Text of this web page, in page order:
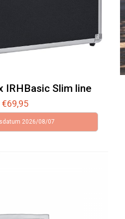
IRHBasic Slim line
€69,95
2026/08/07